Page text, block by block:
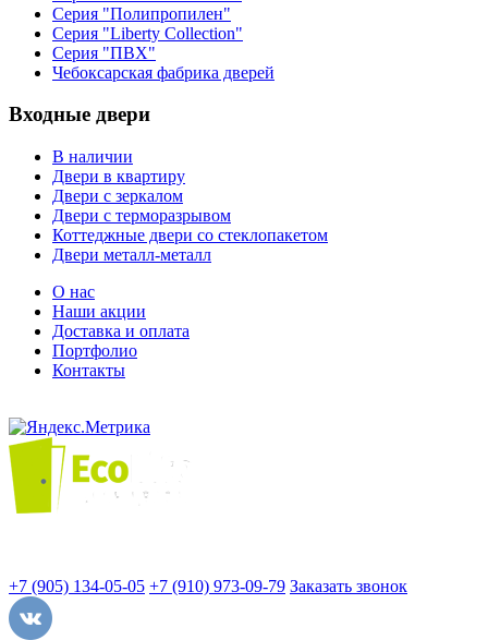
Серия "Полипропилен"
Серия "Liberty Collection"
Серия "ПВХ"
Чебоксарская фабрика дверей
Входные двери
В наличии
Двери в квартиру
Двери с зеркалом
Двери с терморазрывом
Коттеджные двери со стеклопакетом
Двери металл-металл
О нас
Наши акции
Доставка и оплата
Портфолио
Контакты
+7 (905) 134-05-05 +7 (910) 973-09-79 Заказать звонок